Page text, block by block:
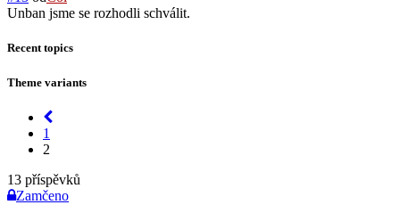
Unban jsme se rozhodli schválit.
Recent topics
Theme variants
1
2
13 příspěvků
Zamčeno